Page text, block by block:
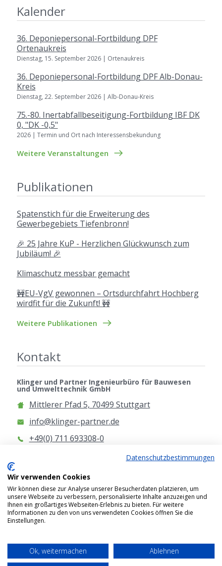
Kalender
36. Deponiepersonal-Fortbildung DPF
Ortenaukreis
Dienstag, 15. September 2026 | Ortenaukreis
36. Deponiepersonal-Fortbildung DPF Alb-Donau-
Kreis
Dienstag, 22. September 2026 | Alb-Donau-Kreis
75.-80. Inertabfallbeseitigung-Fortbildung IBF DK
0, "DK -0,5"
2026 | Termin und Ort nach Interessensbekundung
Weitere Veranstaltungen
Publikationen
Spatenstich für die Erweiterung des
Gewerbegebiets Tiefenbronn!
🎉 25 Jahre KuP - Herzlichen Glückwunsch zum
Jubiläum! 🎉
Klimaschutz messbar gemacht
🚧EU-VgV gewonnen – Ortsdurchfahrt Hochberg
wirdfit für die Zukunft! 🚧
Weitere Publikationen
Kontakt
Klinger und Partner Ingenieurbüro für Bauwesen
und Umwelttechnik GmbH
Mittlerer Pfad 5, 70499 Stuttgart
info@klinger-partner.de
+49(0) 711 693308-0
Anfahrt
Bauwesen und Umwelttechnik GmbH
Impressum
Datenschutzbestimmungen
Wir verwenden Cookies
Wir können diese zur Analyse unserer Besucherdaten platzieren, um
unsere Webseite zu verbessern, personalisierte Inhalte anzuzeigen und
Ihnen ein großartiges Webseiten-Erlebnis zu bieten. Für weitere
Informationen zu den von uns verwendeten Cookies öffnen Sie die
Einstellungen.
Ok, weitermachen
Ablehnen